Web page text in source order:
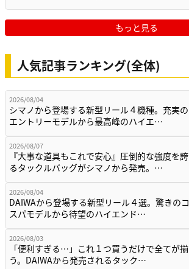
もっと見る
人気記事ランキング(全体)
2026/08/04
シマノから登場する新型リール４機種。充実の
エントリーモデルから最高峰のハイエ…
2026/08/07
『大事な道具もこれで安心』圧倒的な強度を誇
るタックルバッグがシマノから発売。…
2026/08/04
DAIWAから登場する新型リール４選。驚きのコ
スパモデルから待望のハイエンド…
2026/08/03
「便利すぎる…」これ１つ買うだけで全てが揃
う。DAIWAから発売されるタック…